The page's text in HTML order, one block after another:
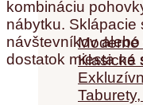
Klasické
kombináciu
nábytku. Sklápacie
návštevníkov
dostatok miesta na